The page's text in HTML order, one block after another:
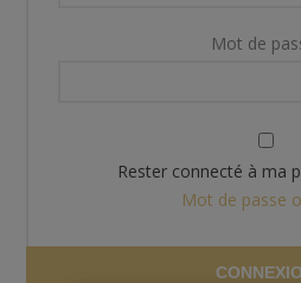
Mot de
Rester connecté à ma
Mot de passe